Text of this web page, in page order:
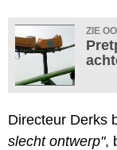
ZIE
Directeur Derks
slecht ontwerp",